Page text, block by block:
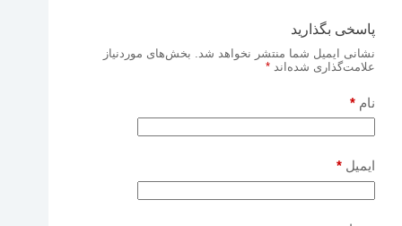
پاسخی بگذارید
نشانی ایمیل شما منتشر نخواهد شد.
بخش‌های موردنیاز
علامت‌گذاری شده‌اند *
نام *
ایمیل *